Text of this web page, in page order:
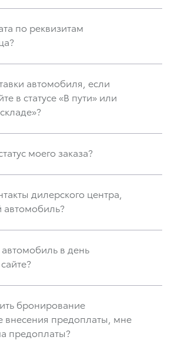
по реквизитам
автомобиля, если
в статусе «В пути» или
моего заказа?
дилерского центра,
автомобиль?
в день
бронирование
внесения предоплаты, мне
предоплаты?